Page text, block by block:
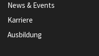
News & Events
Karriere
Ausbildung